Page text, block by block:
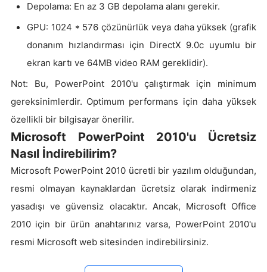
Depolama: En az 3 GB depolama alanı gerekir.
GPU: 1024 * 576 çözünürlük veya daha yüksek (grafik
donanım hızlandırması için DirectX 9.0c uyumlu bir
ekran kartı ve 64MB video RAM gereklidir).
Not: Bu, PowerPoint 2010'u çalıştırmak için minimum
gereksinimlerdir. Optimum performans için daha yüksek
özellikli bir bilgisayar önerilir.
Microsoft PowerPoint 2010'u Ücretsiz
Nasıl İndirebilirim?
Microsoft PowerPoint 2010 ücretli bir yazılım olduğundan,
resmi olmayan kaynaklardan ücretsiz olarak indirmeniz
yasadışı ve güvensiz olacaktır. Ancak, Microsoft Office
2010 için bir ürün anahtarınız varsa, PowerPoint 2010'u
resmi Microsoft web sitesinden indirebilirsiniz.